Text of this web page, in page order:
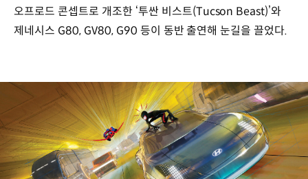
오프로드 콘셉트로 개조한 ‘투싼 비스트(Tucson Beast)’와
제네시스 G80, GV80, G90 등이 동반 출연해 눈길을 끌었다.